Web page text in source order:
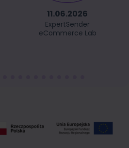
11.06.2026
ExpertSender
eCommerce Lab